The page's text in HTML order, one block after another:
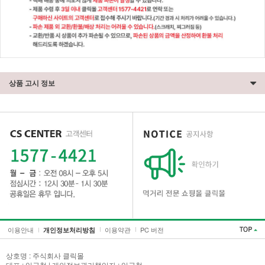
상품 고시 정보
이용안내 개인정보처리방침 이용약관 PC 버전
상호명 : 주식회사 클릭몰